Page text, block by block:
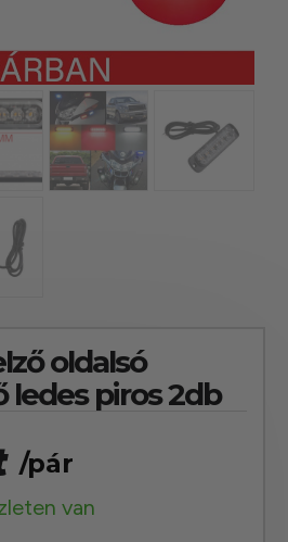
oldalsó
ledes piros 2db
/pár
van